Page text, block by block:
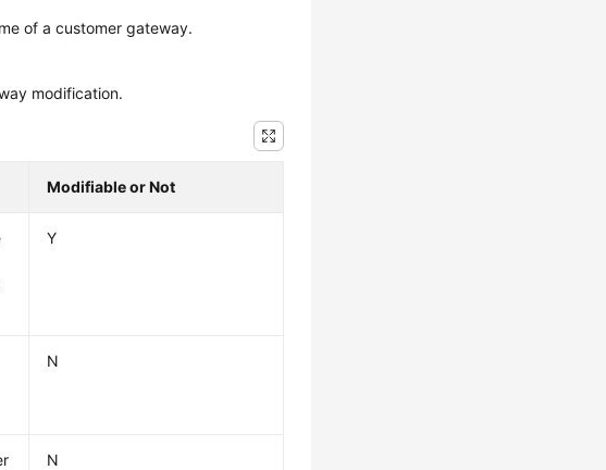
of a customer gateway.
modification.
Modifiable or Not
Y
N
N